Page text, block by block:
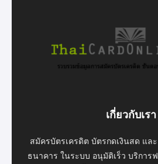
เกี่ยวกับเรา
สมัครบัตรเครดิต บัตรกดเงินสด แล
ธนาคาร ในระบบ อนุมัติเร็ว บริการ